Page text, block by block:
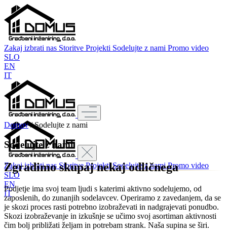
Zakaj izbrati nas Storitve Projekti Sodelujte z nami Promo video
SLO
EN
IT
Zakaj izbrati nas StoritveProjektiSodelujte z namiPromo video
SLO
EN
IT
Domov/Sodelujte z nami
Sodelujte z nami
Zgradimo skupaj nekaj odličnega
Podjetje ima svoj team ljudi s katerimi aktivno sodelujemo, od
zaposlenih, do zunanjih sodelavcev. Operiramo z zavedanjem, da se
je skozi proces rasti potrebno izobraževati in nadgrajevati ponudbo.
Skozi izobraževanje in izkušnje se učimo svoj asortiman aktivnosti
čim bolj približati željam in potrebam strank. Naša supina se širi.